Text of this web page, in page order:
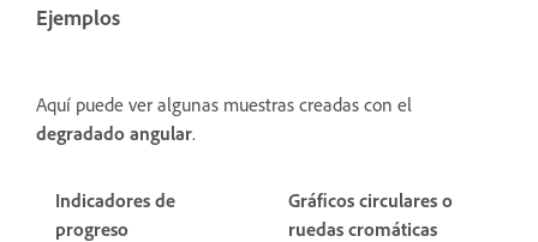
Ejemplos
Aquí puede ver algunas muestras creadas con el
degradado angular.
Indicadores de
progreso
Gráficos circulares o
ruedas cromáticas